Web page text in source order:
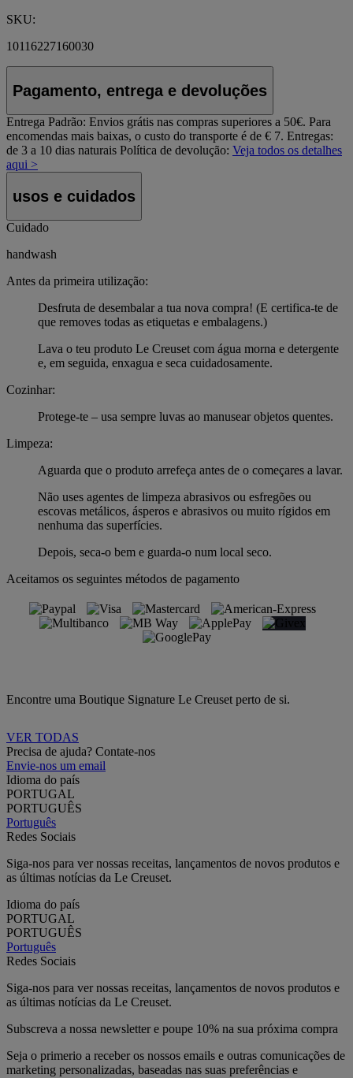
SKU:
10116227160030
Pagamento, entrega e devoluções
Entrega Padrão: Envios grátis nas compras superiores a 50€. Para
encomendas mais baixas, o custo do transporte é de € 7. Entregas:
de 3 a 10 dias naturais Política de devolução: Veja todos os detalhes
aqui >
usos e cuidados
Cuidado
handwash
Antes da primeira utilização:
Desfruta de desembalar a tua nova compra! (E certifica-te de
que removes todas as etiquetas e embalagens.)
Lava o teu produto Le Creuset com água morna e detergente
e, em seguida, enxagua e seca cuidadosamente.
Cozinhar:
Protege-te – usa sempre luvas ao manusear objetos quentes.
Limpeza:
Aguarda que o produto arrefeça antes de o começares a lavar.
Não uses agentes de limpeza abrasivos ou esfregões ou
escovas metálicos, ásperos e abrasivos ou muito rígidos em
nenhuma das superfícies.
Depois, seca-o bem e guarda-o num local seco.
Aceitamos os seguintes métodos de pagamento
Encontre uma Boutique Signature Le Creuset perto de si.
VER TODAS
Precisa de ajuda? Contate-nos
Envie-nos um email
Idioma do país
PORTUGAL
PORTUGUÊS
Português
Redes Sociais
Siga-nos para ver nossas receitas, lançamentos de novos produtos e
as últimas notícias da Le Creuset.
Idioma do país
PORTUGAL
PORTUGUÊS
Português
Redes Sociais
Siga-nos para ver nossas receitas, lançamentos de novos produtos e
as últimas notícias da Le Creuset.
Subscreva a nossa newsletter e poupe 10% na sua próxima compra
Seja o primerio a receber os nossos emails e outras comunicações de
marketing personalizadas, baseadas nas suas preferências e